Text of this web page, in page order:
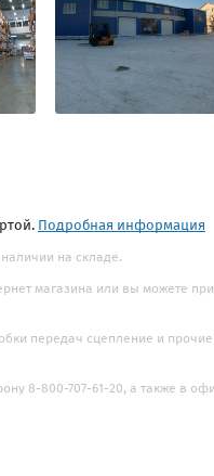
Подробная информация
наличии на складе.
магазина или вы можете
передач сцепление и
8-800-707-61-20, а также в